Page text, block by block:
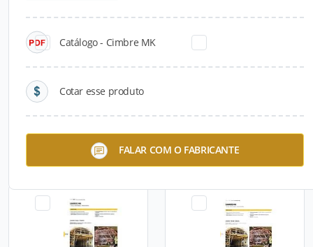
Catálogo - Cimbre MK
Cotar esse produto
FALAR COM O FABRICANTE
Carro MK de Avanço
Parapeito